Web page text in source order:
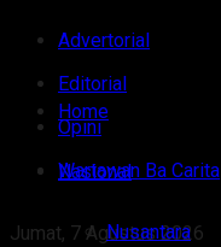
Advertorial
Editorial
Opini
Wartawan Ba Carita
Jumat, 7 Agustus 2026
Home
Nasional
Nusantara